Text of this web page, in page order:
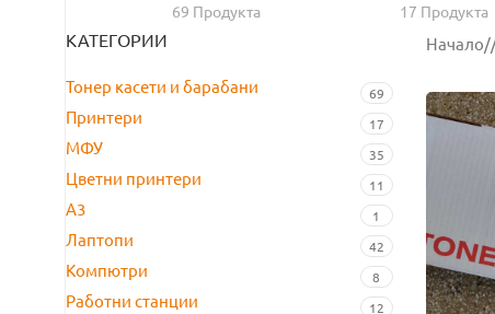
69 Продуктa
17 Продуктa
КАТЕГОРИИ
Тонер касети и барабани 69
Принтери 17
МФУ 35
Цветни принтери 11
A3 1
Лаптопи 42
Компютри 8
Работни станции 12
Начало/